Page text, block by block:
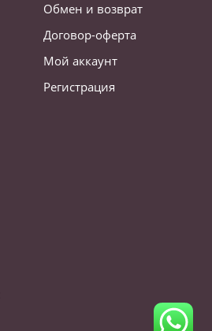
Обмен и возврат
Договор-оферта
Мой аккаунт
Регистрация